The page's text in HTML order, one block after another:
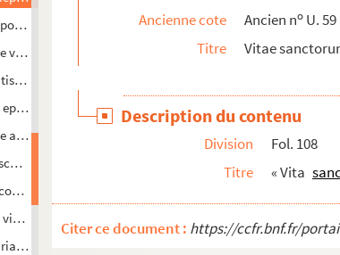
excessum beati Martini... »
virginis. Cecilia virgo clarissima absconditum... »
Columbanus igitur, qui et Columba dicitur... »
Tercius Romanae ecclesiae praefuit... »
apostoli. Passionem sancti Andreae... »
Beatus igitur Nicholaus ex illustri prosapia... »
Igitur posito in administratione... »
virginis. Cum per universam Siciliae provinciam... »
et lectiones communes de sanctis
Ancienne cote
Ancien no U. 59
Titre
Vitae
Description du contenu
Division
Fol. 108
Titre
« Vita
Citer ce document : https://ccfr.bnf.fr/